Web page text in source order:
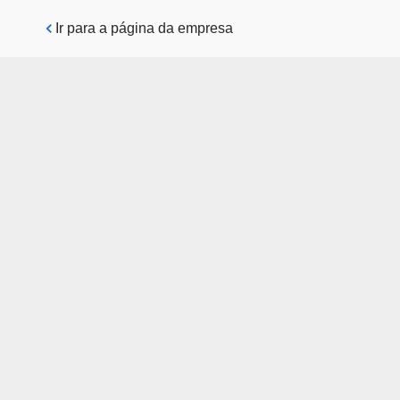
Pular para o conteúdo principal
Ir para a página da empresa